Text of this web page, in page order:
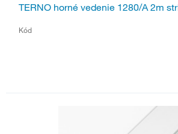
TERNO horné vedenie 1280/A 2m
Kód